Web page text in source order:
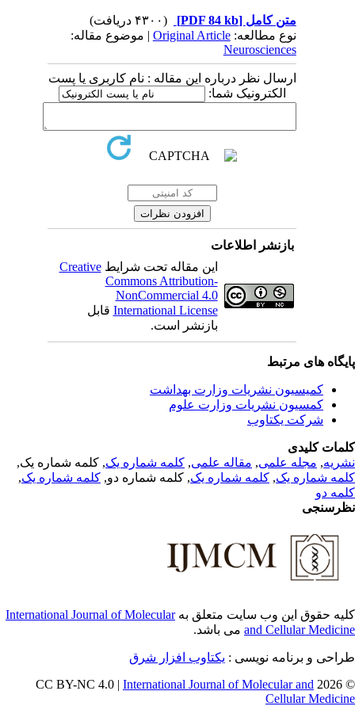
متن کامل[PDF 84 kb]
نوع مطالعه:Original Article| موضوع مقاله:
Neurosciences
ارسال نظر درباره این مقاله : نام کاربری یا پست
الکترونیک شما:
بازنشر اطلاعات
این مقاله تحت شرایطCreative
Commons Attribution-
NonCommercial 4.0
International Licenseقابل
بازنشر است.
های مرتبط
کمیسیون نشریات وزارت بهداشت
کمسیون نشریات وزارت علوم
شرکت یکتاوب
کلیدی
,مجله علمی, مقاله علمی, کلمه شماره یک, کلمه شماره یک,
شماره یک,کلمه شماره یک, کلمه شماره دو,کلمه شماره یک,
دو
حقوق این وب سایت متعلق بهInternational Journal of Molecular
and Cellularمی باشد.
و برنامه نویسی : یکتاوب افزار شرق
©
International Journal of Molecular and
Cellular